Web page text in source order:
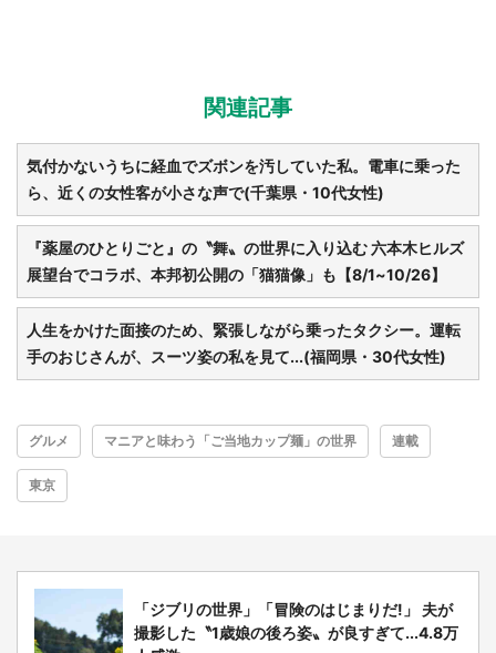
関連記事
気付かないうちに経血でズボンを汚していた私。電車に乗った
ら、近くの女性客が小さな声で(千葉県・10代女性)
『薬屋のひとりごと』の〝舞〟の世界に入り込む 六本木ヒルズ
展望台でコラボ、本邦初公開の「猫猫像」も【8/1~10/26】
人生をかけた面接のため、緊張しながら乗ったタクシー。運転
手のおじさんが、スーツ姿の私を見て...(福岡県・30代女性)
グルメ マニアと味わう「ご当地カップ麺」の世界 連載
東京
「ジブリの世界」「冒険のはじまりだ!」 夫が
撮影した〝1歳娘の後ろ姿〟が良すぎて...4.8万